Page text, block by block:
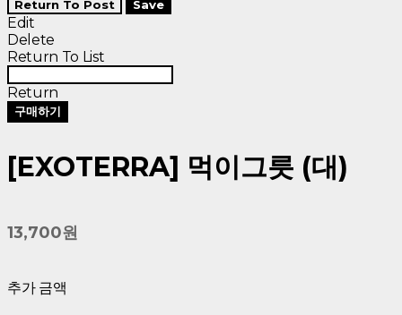
Return To Post Save
Edit
Delete
Return To List
Return
구매하기
[EXOTERRA] 먹이그릇 (대)
13,700원
추가 금액